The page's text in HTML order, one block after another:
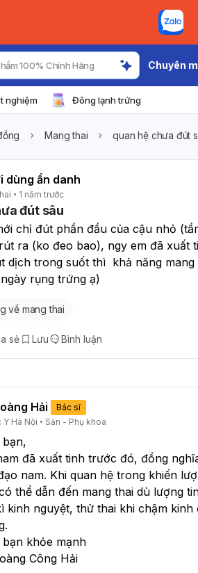
100% Chính Hãng Chuyên
nghiệm Đông lạnh trứng
Mang thai quan hệ chưa đút
dùng ẩn danh
1 năm trước
đút sâu
chỉ đút phần đầu của cậu nhỏ
ra (ko đeo bao), ngy em đã xuất
dịch trong suốt thì  khả năng
rụng trứng ạ)
về mang thai
sẻ Lưu Bình luận
Hải
Bác sĩ
Hà Nội
Sản - Phụ khoa
bạn,
đã xuất tinh trước đó, đồng
nam. Khi quan hệ trong khiến
thể dẫn đến mang thai dù lượng
kinh nguyệt, thử thai khi chậm kinh
bạn khỏe mạnh
Công Hải